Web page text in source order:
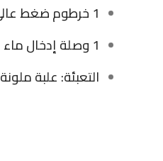
1 خرطوم ضغط عالي بطول 8 متر
1 وصلة إدخال ماء
التعبئة: علبة ملونة